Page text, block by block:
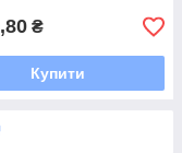
₴
Купити